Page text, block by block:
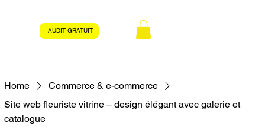
AUDIT GRATUIT
Home
Commerce & e-commerce
Site web fleuriste vitrine – design élégant avec galerie et
catalogue